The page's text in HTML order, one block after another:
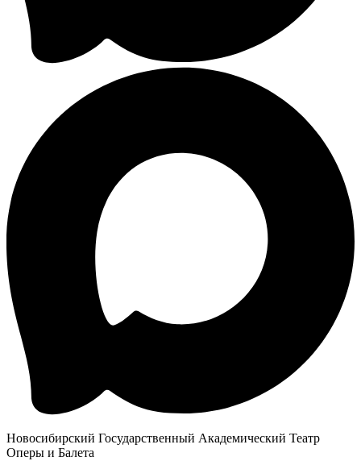
Новосибирский Государственный Академический Театр
Оперы и Балета